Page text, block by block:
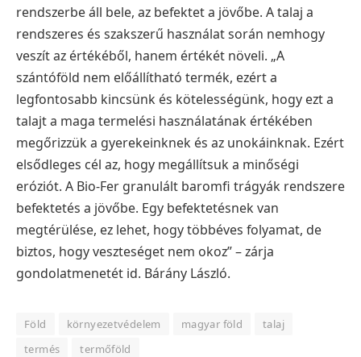
rendszerbe áll bele, az befektet a jövőbe. A talaj a
rendszeres és szakszerű használat során nemhogy
veszít az értékéből, hanem értékét növeli. „A
szántóföld nem előállítható termék, ezért a
legfontosabb kincsünk és kötelességünk, hogy ezt a
talajt a maga termelési használatának értékében
megőrizzük a gyerekeinknek és az unokáinknak. Ezért
elsődleges cél az, hogy megállítsuk a minőségi
eróziót. A Bio-Fer granulált baromfi trágyák rendszere
befektetés a jövőbe. Egy befektetésnek van
megtérülése, ez lehet, hogy többéves folyamat, de
biztos, hogy veszteséget nem okoz” – zárja
gondolatmenetét id. Bárány László.
Föld környezetvédelem magyar föld
talaj
termés
termőföld